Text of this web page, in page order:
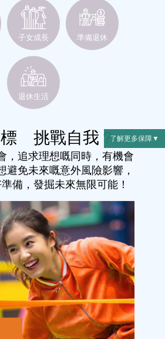
子女成長 準備退休
退休生活
標 挑戰自我？
，追求理想嘅同時，有機會
避免未來嘅意外風險影響，
備，發掘未來無限可能！
了解更多保障
人壽
醫療保障
旅遊
家居/外傭
綜合汽車